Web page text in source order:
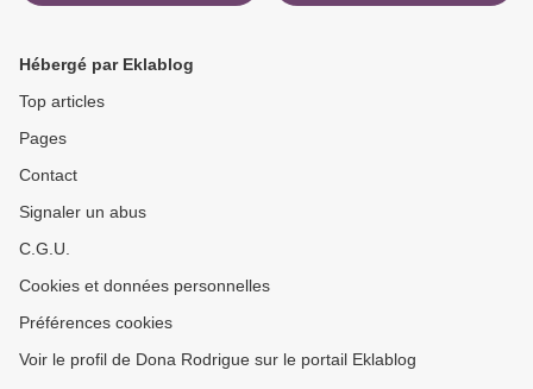
Hébergé par Eklablog
Top articles
Pages
Contact
Signaler un abus
C.G.U.
Cookies et données personnelles
Préférences cookies
Voir le profil de Dona Rodrigue sur le portail Eklablog